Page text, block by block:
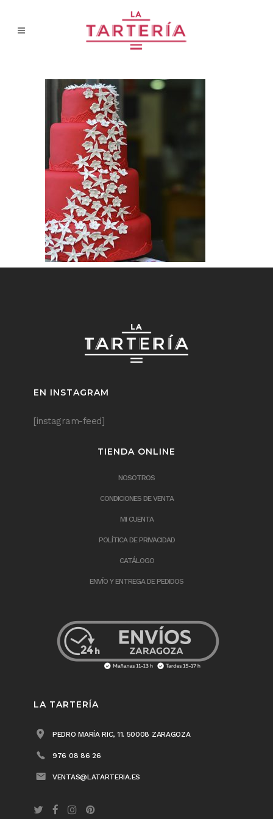
EN INSTAGRAM
[instagram-feed]
TIENDA ONLINE
NOSOTROS
CONDICIONES DE VENTA
MI CUENTA
POLÍTICA DE PRIVACIDAD
CATÁLOGO
ENVÍO Y ENTREGA DE PEDIDOS
LA TARTERÍA
PEDRO MARÍA RIC, 11. 50008 ZARAGOZA
976 08 86 26
VENTAS@LATARTERIA.ES